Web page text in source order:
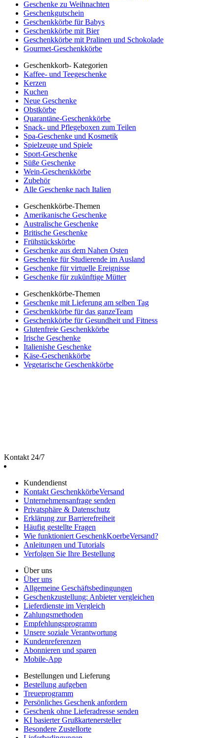
Geschenke zu Weihnachten
Geschenkgutschein
Geschenkkörbe für Babys
Geschenkkörbe mit Bier
Geschenkkörbe mit Pralinen und Schokolade
Gourmet-Geschenkkörbe
Geschenkkorb- Kategorien
Kaffee- und Teegeschenke
Kerzen
Kuchen
Neue Geschenke
Obstkörbe
Quarantäne-Geschenkkörbe
Snack- und Pflegeboxen zum Teilen
Spa-Geschenke und Kosmetik
Spielzeuge und Spiele
Sport-Geschenke
Süße Geschenke
Wein-Geschenkkörbe
Zubehör
Alle Geschenke nach Italien
Geschenkkörbe-Themen
Amerikanische Geschenke
Australische Geschenke
Britische Geschenke
Frühstückskörbe
Geschenke aus dem Nahen Osten
Geschenke für Studierende im Ausland
Geschenke für virtuelle Ereignisse
Geschenke für zukünftige Mütter
Geschenkkörbe-Themen
Geschenke mit Lieferung am selben Tag
Geschenkkörbe für das ganzeTeam
Geschenkkörbe für Gesundheit und Fitness
Glutenfreie Geschenkkörbe
Irische Geschenke
Italienishe Geschenke
Käse-Geschenkkörbe
Vegetarische Geschenkkörbe
Kontakt 24/7
Kundendienst
Kontakt GeschenkkörbeVersand
Unternehmensanfrage senden
Privatsphäre & Datenschutz
Erklärung zur Barrierefreiheit
Häufig gestellte Fragen
Wie funktioniert GeschenkKoerbeVersand?
Anleitungen und Tutorials
Verfolgen Sie Ihre Bestellung
Über uns
Über uns
Allgemeine Geschäftsbedingungen
Geschenkzustellung: Anbieter vergleichen
Lieferdienste im Vergleich
Zahlungsmethoden
Empfehlungsprogramm
Unsere soziale Verantwortung
Kundenreferenzen
Abonnieren und sparen
Mobile-App
Bestellungen und Lieferung
Bestellung aufgeben
Treueprogramm
Persönliches Geschenk anfordern
Geschenk ohne Lieferadresse senden
KI basierter Grußkartenersteller
Besondere Zustellorte